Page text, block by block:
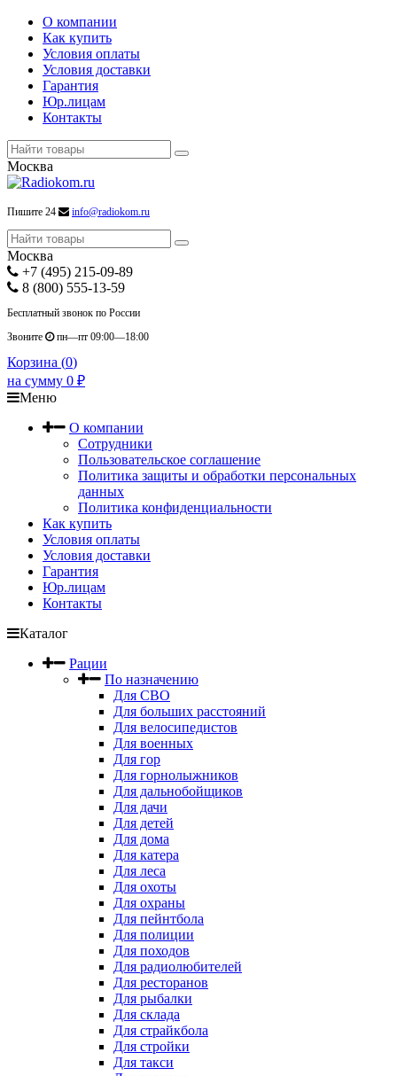
О компании
Как купить
Условия оплаты
Условия доставки
Гарантия
Юр.лицам
Контакты
Москва
Пишите 24 info@radiokom.ru
Москва
+7 (495) 215-09-89
8 (800) 555-13-59
Бесплатный звонок по России
Звоните
пн—пт 09:00—18:00
Корзина (0)
на сумму 0 ₽
Меню
О компании
Сотрудники
Пользовательское соглашение
Политика защиты и обработки персональных
данных
Политика конфиденциальности
Как купить
Условия оплаты
Условия доставки
Гарантия
Юр.лицам
Контакты
Каталог
Рации
По назначению
Для СВО
Для больших расстояний
Для велосипедистов
Для военных
Для гор
Для горнолыжников
Для дальнобойщиков
Для дачи
Для детей
Для дома
Для катера
Для леса
Для охоты
Для охраны
Для пейнтбола
Для полиции
Для походов
Для радиолюбителей
Для ресторанов
Для рыбалки
Для склада
Для страйкбола
Для стройки
Для такси